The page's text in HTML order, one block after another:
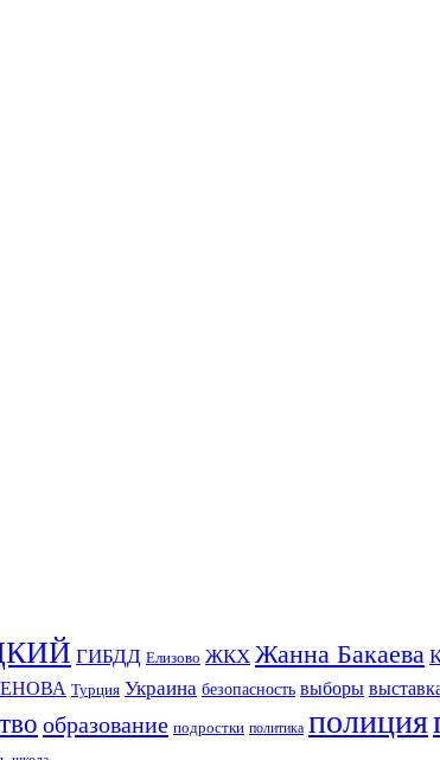
ГИБДД Елизово ЖКХ Жанна Бакаева
Турция Украина безопасность выборы
образование подростки политика полиция